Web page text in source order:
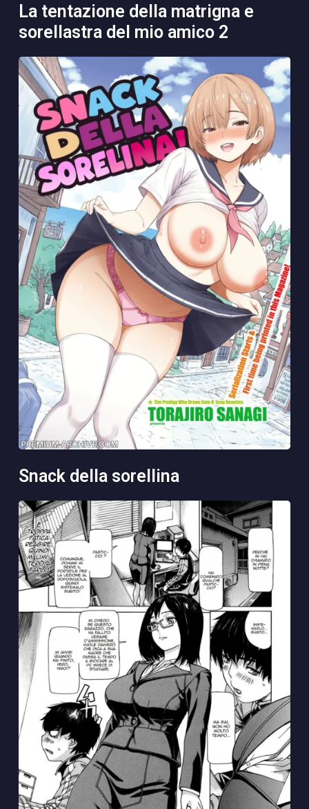
la tentazione della matrigna e
sorellastra del mio amico 2
snack della sorellina